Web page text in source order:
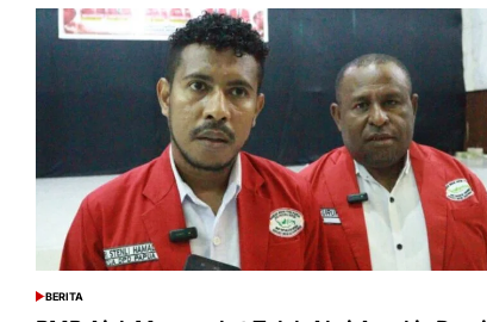
POSTED
IN
BERITA